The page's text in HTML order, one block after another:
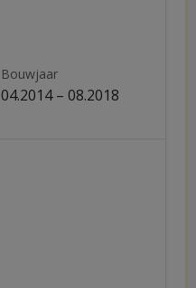
Bouwjaar
04.2014 – 08.2018